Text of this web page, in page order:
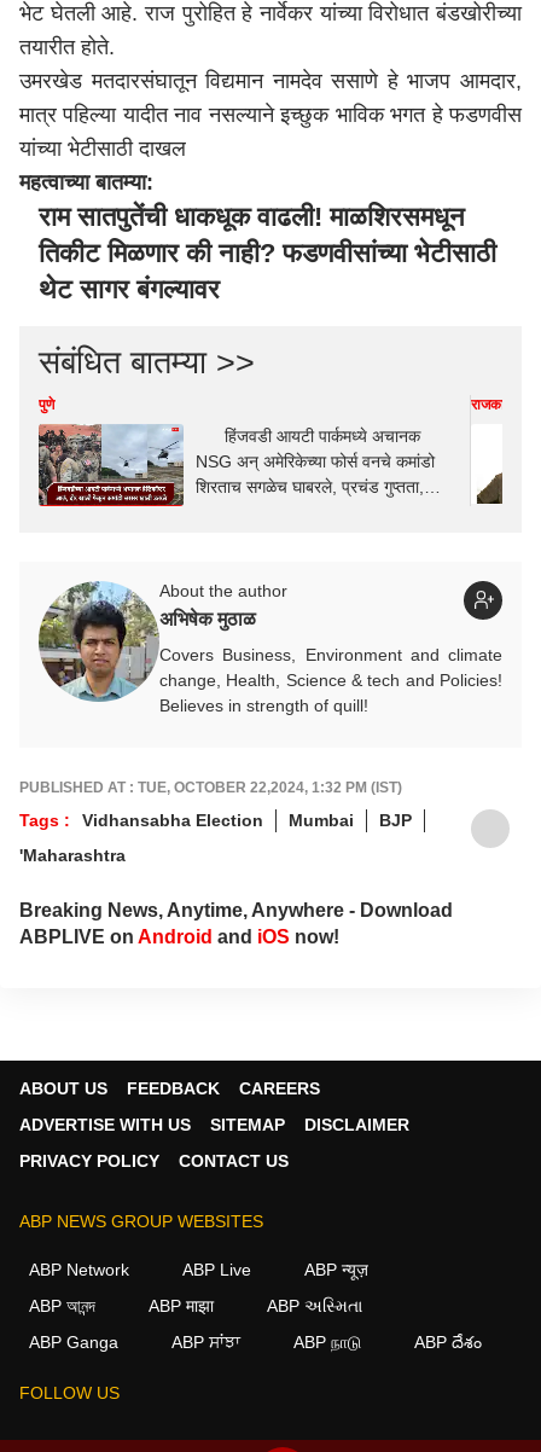
भेट घेतली आहे. राज पुरोहित हे नार्वेकर यांच्या विरोधात बंडखोरीच्या
तयारीत होते.
उमरखेड मतदारसंघातून विद्यमान नामदेव ससाणे हे भाजप आमदार,
मात्र पहिल्या यादीत नाव नसल्याने इच्छुक भाविक भगत हे फडणवीस
यांच्या भेटीसाठी दाखल
महत्वाच्या बातम्या:
राम सातपुतेंची धाकधूक वाढली! माळशिरसमधून
तिकीट मिळणार की नाही? फडणवीसांच्या भेटीसाठी
थेट सागर बंगल्यावर
संबंधित बातम्या >>
पुणे
हिंजवडी आयटी पार्कमध्ये अचानक
NSG अन् अमेरिकेच्या फोर्स वनचे कमांडो
शिरताच सगळेच घाबरले, प्रचंड गुप्तता,
राजकारण
About the author
अभिषेक मुठाळ
Covers Business, Environment and climate
change, Health, Science & tech and Policies!
Believes in strength of quill!
PUBLISHED AT : TUE, OCTOBER 22,2024, 1:32 PM (IST)
Tags : Vidhansabha Election Mumbai
BJP
'Maharashtra
Breaking News, Anytime, Anywhere - Download
ABPLIVE on Android and iOS now!
ABOUT US FEEDBACK
CAREERS
ADVERTISE WITH US
SITEMAP
DISCLAIMER
PRIVACY POLICY
CONTACT US
ABP NEWS GROUP WEBSITES
ABP Network ABP Live
ABP न्यूज़
ABP আনন্দ
ABP माझा
ABP અસ્મિતા
ABP Ganga
ABP ਸਾਂਝਾ ABP நாடு ABP దేశం
FOLLOW US
We use cookies to improve your experience, analyze
agree to our use of cookies.